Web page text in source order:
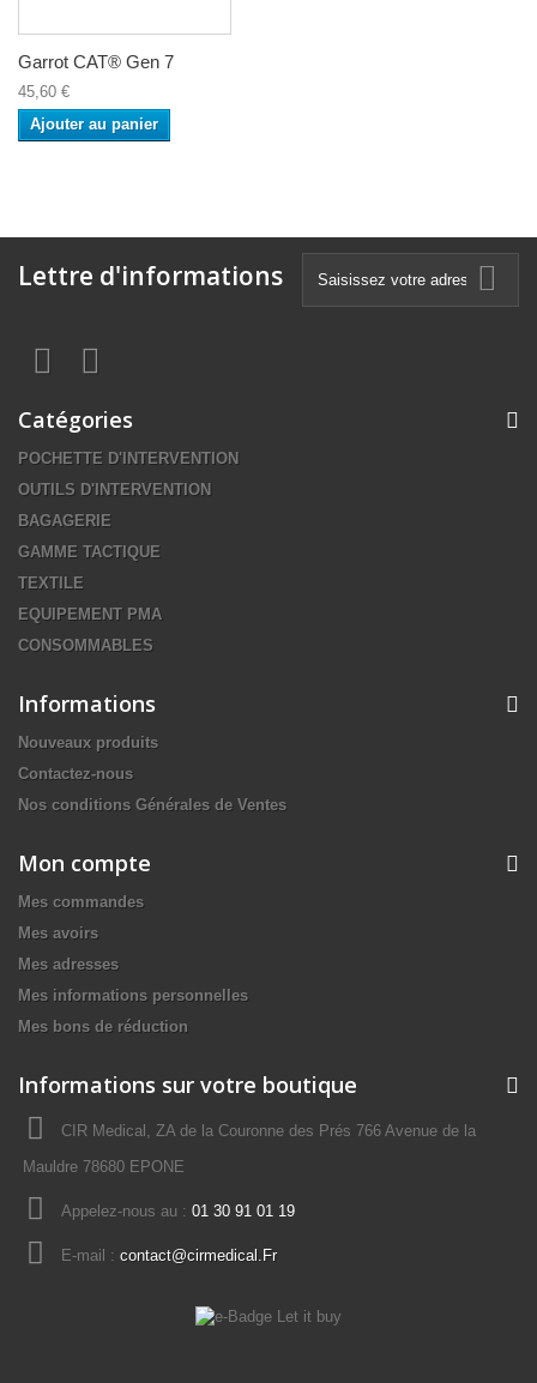
Garrot CAT® Gen 7
45,60 €
Ajouter au panier
Lettre d'informations
Catégories
POCHETTE D'INTERVENTION
OUTILS D'INTERVENTION
BAGAGERIE
GAMME TACTIQUE
TEXTILE
EQUIPEMENT PMA
CONSOMMABLES
Informations
Nouveaux produits
Contactez-nous
Nos conditions Générales de Ventes
Mon compte
Mes commandes
Mes avoirs
Mes adresses
Mes informations personnelles
Mes bons de réduction
Informations sur votre boutique
CIR Medical, ZA de la Couronne des Prés 766 Avenue de la
Mauldre 78680 EPONE
Appelez-nous au : 01 30 91 01 19
E-mail : contact@cirmedical.Fr